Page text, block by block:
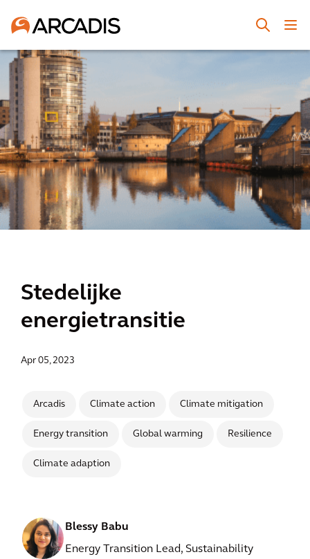
Stedelijke
energietransitie
Apr 05, 2023
Arcadis Climate action Climate mitigation
Energy transition Global warming Resilience
Climate adaption
Blessy Babu
Energy Transition Lead, Sustainability